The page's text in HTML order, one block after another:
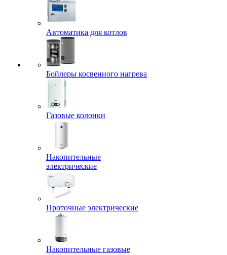
Автоматика для котлов
Бойлеры косвенного нагрева
Газовые колонки
Накопительные
электрические
Проточные электрические
Накопительные газовые